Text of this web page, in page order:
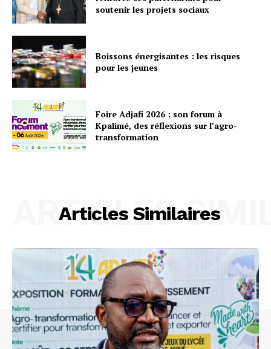
soutenir les projets sociaux
Boissons énergisantes : les risques
pour les jeunes
Foire Adjafi 2026 : son forum à
Kpalimé, des réflexions sur l’agro-
transformation
Articles Similaires
ARTICLES